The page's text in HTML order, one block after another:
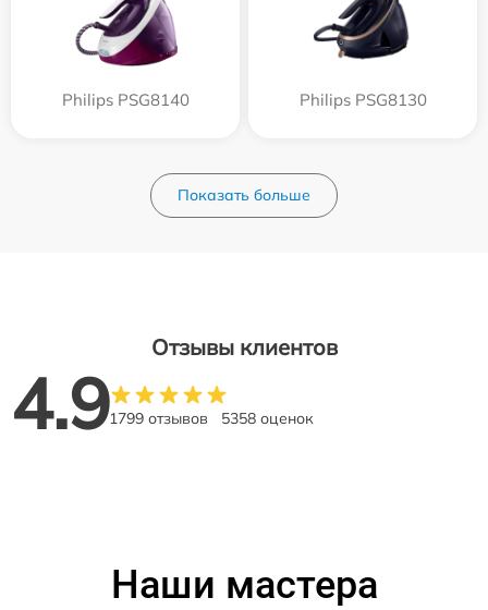
Philips PSG8140 Philips PSG8130
Показать больше
Отзывы клиентов
4.91799 отзывов 5358 оценок
Наши мастера